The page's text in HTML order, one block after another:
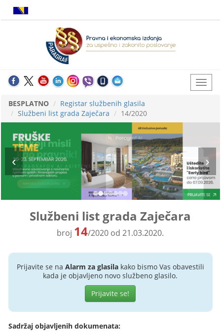
BESPLATNO
Registar službenih glasila
Službeni list grada Zaječara
14/2020
Službeni list grada Zaječara
broj 14/2020 od 21.03.2020.
Prijavite se na Alarm za glasilakako bismo Vas obavestili
kada je objavljeno novo službeno glasilo.
Prijavite se!
Sadržaj objavljenih dokumenata: